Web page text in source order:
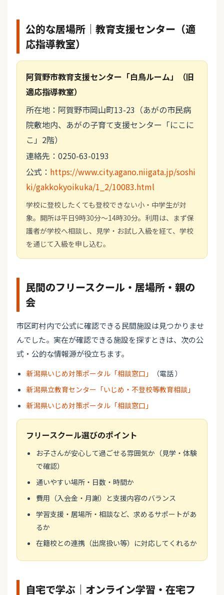
公的な居場所｜教育支援センター（適
応指導教室）
阿賀野市教育支援センター「白鳥ルーム」（旧
適応指導教室）
所在地：阿賀野市岡山町13-23（あがの市民病
院敷地内、あがの子育て支援センター「にこに
こ」2階）
連絡先：0250-63-0193
公式： https://www.city.agano.niigata.jp/soshi
ki/gakkokyoikuka/1_2/10083.html
学校に登校したくても登校できない小・中学生が対
象。開所は平日9時30分～14時30分。利用は、まず保
護者が学校へ相談し、見学・お試し入級を経て、学校
を通じて入級を申し込む。
民間のフリースクール・居場所・親の
会
市区町村内で公式に確認できる民間施設は見つかりませ
んでした。実在が確認できる施設を探すときは、次の公
式・公的な情報源が役立ちます。
新潟県いじめ対策ポータル「相談窓口」
（電話 ）
新潟県立教育センター「いじめ・不登校等教育相談」
新潟県いじめ対策ポータル「相談窓口」
フリースクール選びのポイント
お子さんが安心して過ごせる雰囲気か（見学・体験
で確認）
通いやすい場所・日数・時間か
費用（入会金・月謝）と支援内容のバランス
学習支援・居場所・相談など、求めるサポートがあ
るか
在籍校との連携（出席扱い等）に対応してくれるか
自宅で学ぶ｜オンライン学習・在宅フ